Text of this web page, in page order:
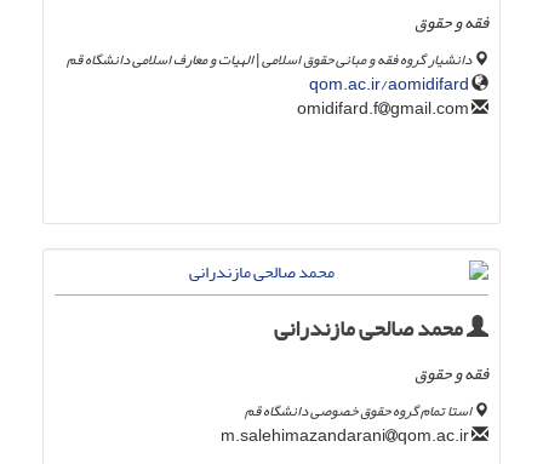
فقه و حقوق
دانشیار گروه فقه و مبانی حقوق اسلامی | الهیات و معارف اسلامی دانشگاه قم
qom.ac.ir/aomidifard
gmail.com
محمد صالحی مازندرانی
فقه و حقوق
استا تمام گروه حقوق خصوصی دانشگاه قم
qom.ac.ir